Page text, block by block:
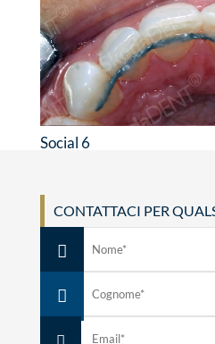
Social 6
CONTATTACI PER